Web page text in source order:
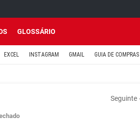
GLOSSÁRIO
EXCEL INSTAGRAM GMAIL GUIA DE COMPRAS
Seguinte